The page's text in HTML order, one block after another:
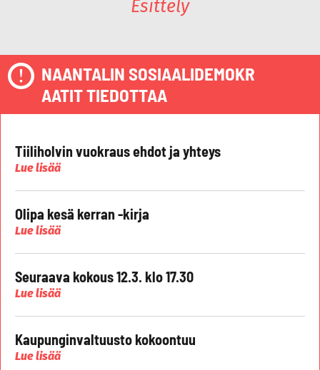
Esittely
NAANTALIN SOSIAALIDEMOKR
AATIT TIEDOTTAA
Tiiliholvin vuokraus ehdot ja yhteys
Lue lisää
Olipa kesä kerran -kirja
Lue lisää
Seuraava kokous 12.3. klo 17.30
Lue lisää
Kaupunginvaltuusto kokoontuu
Lue lisää